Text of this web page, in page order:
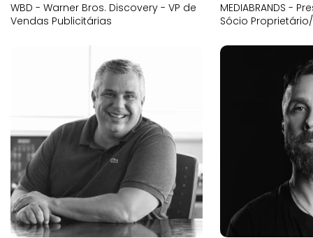
WBD - Warner Bros. Discovery - VP de
Vendas Publicitárias
MEDIABRANDS -
Sócio